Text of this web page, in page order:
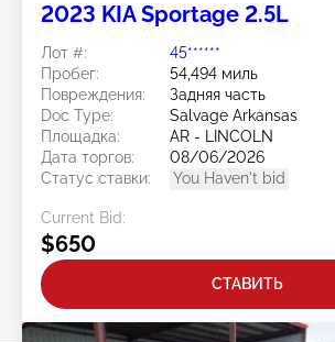
2023 KIA Sportage 2.5L
Лот #:
45******
Пробег:
54,494 миль
Повреждения:
Задняя часть
Doc Type:
Salvage Arkansas
Площадка:
AR - LINCOLN
Дата торгов:
08/06/2026
Статус ставки:
You Haven't bid
Current Bid:
$650
СТАВИТЬ